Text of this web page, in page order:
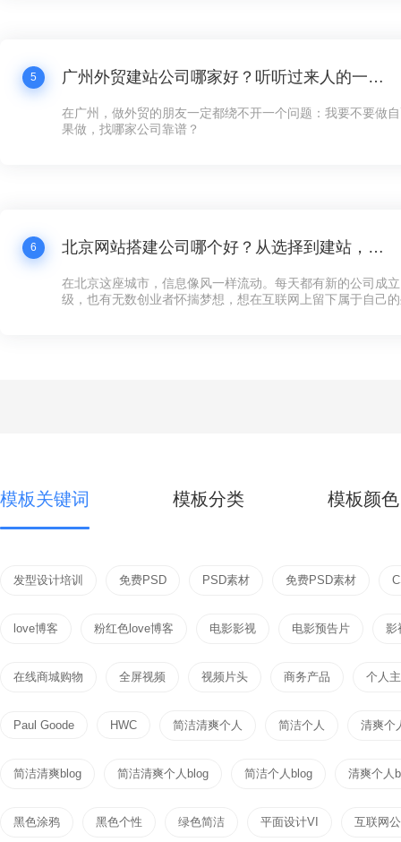
5 广州外贸建站公司哪家好？听听过来人的一点体会
在广州，做外贸的朋友一定都绕不开一个问题：我要不要做
果做，找哪家公司靠谱？
6 北京网站搭建公司哪个好？从选择到建站，这些你必须知道的事
在北京这座城市，信息像风一样流动。每天都有新的公司成
级，也有无数创业者怀揣梦想，想在互联网上留下属于自己
模板关键词 模板分类 模板颜色
发型设计培训 免费PSD PSD素材 免费PSD素材
love博客 粉红色love博客 电影影视 电影预告片 影
在线商城购物 全屏视频 视频片头 商务产品 个人
Paul Goode HWC 简洁清爽个人 简洁个人 清爽个
简洁清爽blog 简洁清爽个人blog 简洁个人blog 清爽个人
黑色涂鸦 黑色个性 绿色简洁 平面设计VI 互联网